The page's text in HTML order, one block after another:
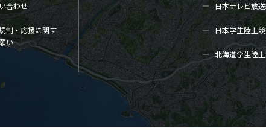
合わせ
制・応援に関す
い
日本テレビ放
日本学生陸上
北海道学生陸上